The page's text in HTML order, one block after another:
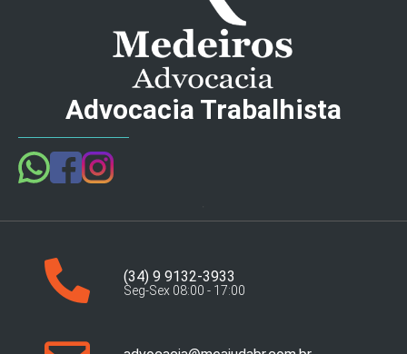
Advocacia Trabalhista
(34) 9 9132-3933
Seg-Sex 08:00 - 17:00